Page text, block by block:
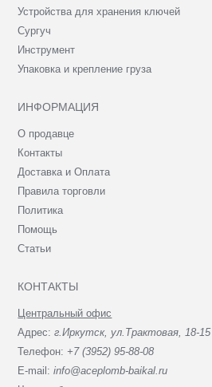
Устройства для хранения ключей
Сургуч
Инструмент
Упаковка и крепление груза
ИНФОРМАЦИЯ
О продавце
Контакты
Доставка и Оплата
Правила торговли
Политика
Помощь
Статьи
КОНТАКТЫ
Центральный офис
Адрес:г.Иркутск, ул.Трактовая, 18-15
Телефон: +7 (3952) 95-88-08
E-mail:info@aceplomb-baikal.ru